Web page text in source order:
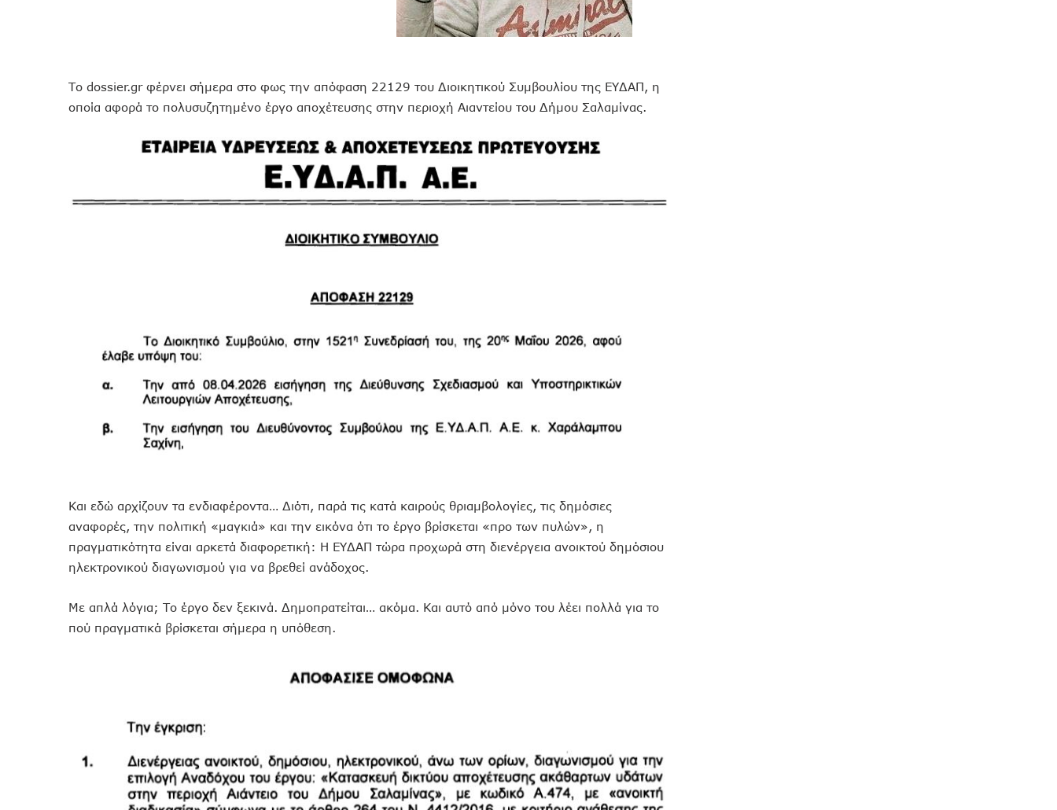
Το dossier.gr φέρνει σήμερα στο φως την απόφαση 22129 του Διοικητικού Συμβουλίου της ΕΥΔΑΠ, η
οποία αφορά το πολυσυζητημένο έργο αποχέτευσης στην περιοχή Αιαντείου του Δήμου Σαλαμίνας.
Και εδώ αρχίζουν τα ενδιαφέροντα… Διότι, παρά τις κατά καιρούς θριαμβολογίες, τις δημόσιες
αναφορές, την πολιτική «μαγκιά» και την εικόνα ότι το έργο βρίσκεται «προ των πυλών», η
πραγματικότητα είναι αρκετά διαφορετική: Η ΕΥΔΑΠ τώρα προχωρά στη διενέργεια ανοικτού δημόσιου
ηλεκτρονικού διαγωνισμού για να βρεθεί ανάδοχος.
Με απλά λόγια; Το έργο δεν ξεκινά. Δημοπρατείται… ακόμα. Και αυτό από μόνο του λέει πολλά για το
πού πραγματικά βρίσκεται σήμερα η υπόθεση.